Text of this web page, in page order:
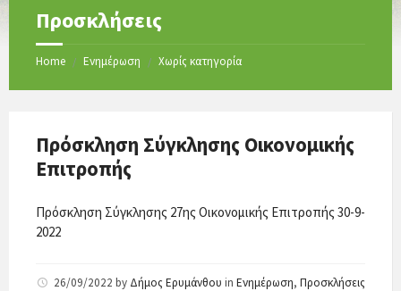
Προσκλήσεις
Home / Ενημέρωση / Χωρίς κατηγορία
Πρόσκληση Σύγκλησης Οικονομικής
Επιτροπής
Πρόσκληση Σύγκλησης 27ης Οικονομικής Επιτροπής 30-9-
2022
26/09/2022 by Δήμος Ερυμάνθου in Ενημέρωση, Προσκλήσεις